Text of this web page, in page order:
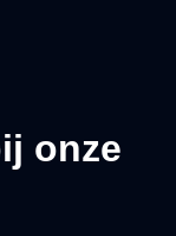
onze